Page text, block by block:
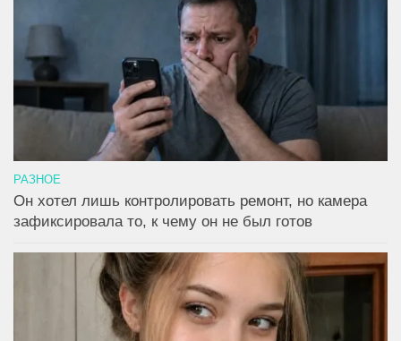
РАЗНОЕ
Он хотел лишь контролировать ремонт, но камера
зафиксировала то, к чему он не был готов